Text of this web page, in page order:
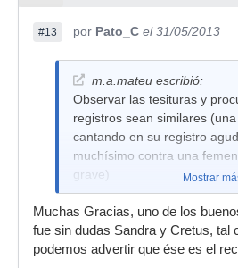
#13 por Pato_C el 31/05/2013
m.a.mateu escribió:
Observar las tesituras y
registros sean similares
cantando en su registro
muchísimo contra una
grave)
Mostrar
Muchas Gracias, uno de los
fue sin dudas Sandra y Cretus, tal
podemos advertir que ése es el